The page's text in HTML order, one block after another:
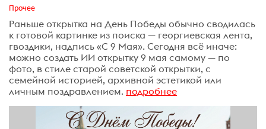
Прочее
Раньше открытка на День Победы обычно сводилась
к готовой картинке из поиска — георгиевская лента,
гвоздики, надпись «С 9 Мая». Сегодня всё иначе:
можно создать ИИ открытку 9 мая самому — по
фото, в стиле старой советской открытки, с
семейной историей, архивной эстетикой или
личным поздравлением. подробнее